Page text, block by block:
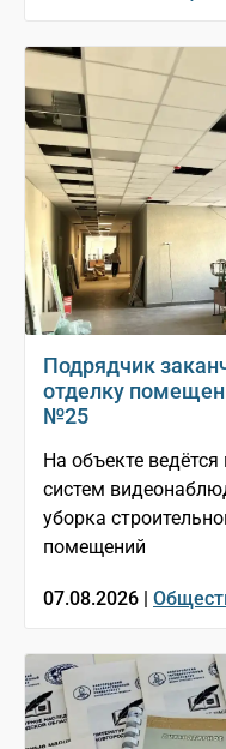
Подрядчик
отделку
№25
На объекте
систем
уборка
помещений
07.08.2026 |